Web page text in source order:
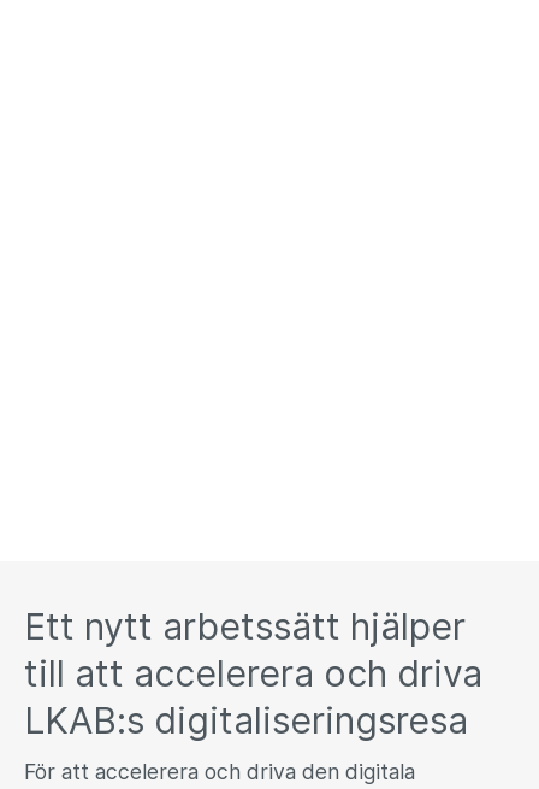
Ett nytt arbetssätt hjälper
till att accelerera och driva
LKAB:s digitaliseringsresa
För att accelerera och driva den digitala